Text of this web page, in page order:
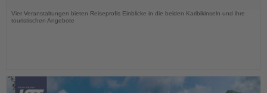
Vier Veranstaltungen bieten Reiseprofis Einblicke in die beiden Karibikinseln und ihre
touristischen Angebote